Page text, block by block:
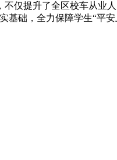
提升了全区校车从业
础，全力保障学生“平安